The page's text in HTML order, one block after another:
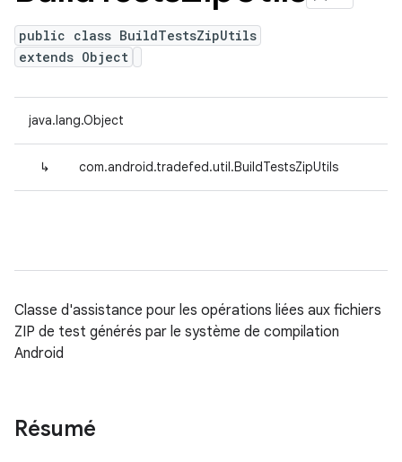
public class BuildTestsZipUtils
extends Object
java.lang.Object
↳ com.android.tradefed.util.BuildTestsZipUtils
Classe d'assistance pour les opérations liées aux fichiers
ZIP de test générés par le système de compilation
Android
Résumé